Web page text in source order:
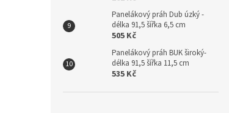
Panelákový práh Dub úzký -
délka 91,5 šířka 6,5 cm
505 Kč
Panelákový práh BUK široký-
délka 91,5 šířka 11,5 cm
535 Kč